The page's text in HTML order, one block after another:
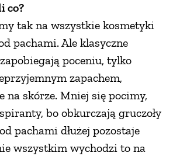
co?
tak na wszystkie kosmetyki
pachami. Ale klasyczne
poceniu, tylko
zapachem,
na skórze. Mniej się pocimy,
bo obkurczają gruczoły
pachami dłużej pozostaje
wszystkim wychodzi to na
ŚNIADANIA
PRZYSTAWKI
ZUPY
DANIA GŁÓWNE